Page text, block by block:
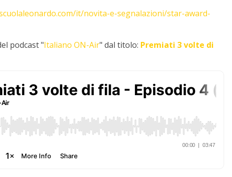
it/novita-e-segnalazioni/star-award-
podcast "Italiano ON-Air" dal titolo: Premiati 3 volte di